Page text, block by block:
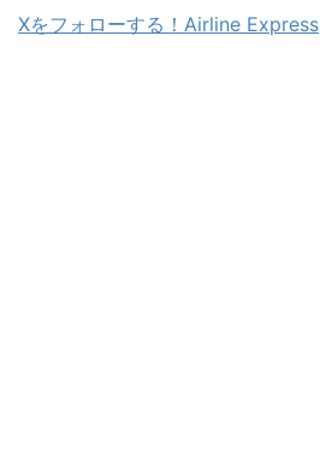
Xをフォローする！Airline Express